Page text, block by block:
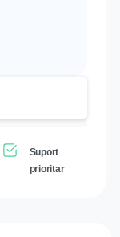
Suport
prioritar